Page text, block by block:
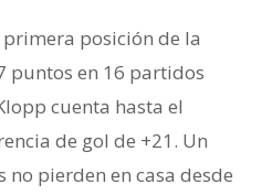
posición de la
puntos en 16 partidos
cuenta hasta el
de gol de +21. Un
no pierden en casa desde